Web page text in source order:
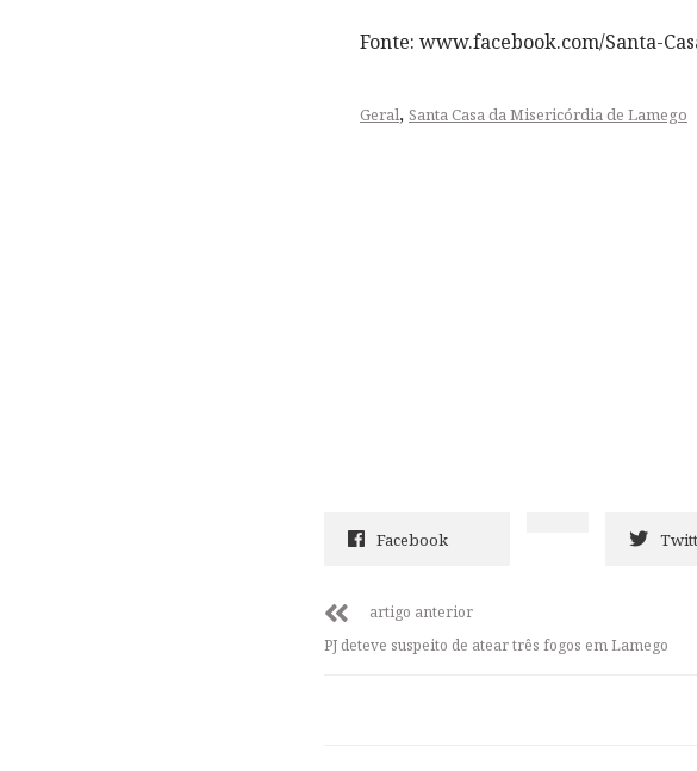
Fonte: www.facebook.com/Santa-
Geral, Santa Casa da Misericórdia de Lamego
Facebook
artigo anterior
PJ deteve suspeito de atear três fogos em Lamego